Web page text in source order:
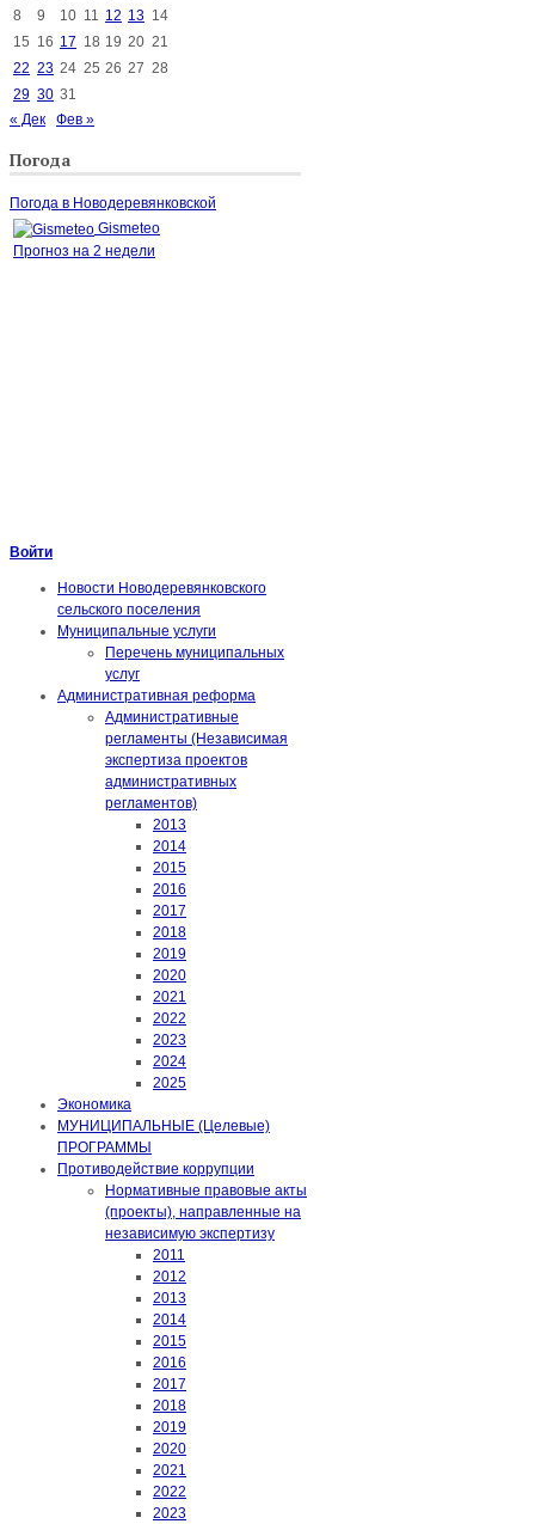
8
9 10 11 12 13 14
15 16 17 18 19 20 21
22 23 24 25 26 27 28
29 30 31
« Дек
Фев »
Погода
Погода в Новодеревянковской
Gismeteo
Прогноз на 2 недели
Войти
Новости Новодеревянковского
сельского поселения
Муниципальные услуги
Перечень муниципальных
услуг
Административная реформа
Административные
регламенты (Независимая
экспертиза проектов
административных
регламентов)
2013
2014
2015
2016
2017
2018
2019
2020
2021
2022
2023
2024
2025
Экономика
МУНИЦИПАЛЬНЫЕ (Целевые)
ПРОГРАММЫ
Противодействие коррупции
Нормативные правовые акты
(проекты), направленные на
независимую экспертизу
2011
2012
2013
2014
2015
2016
2017
2018
2019
2020
2021
2022
2023